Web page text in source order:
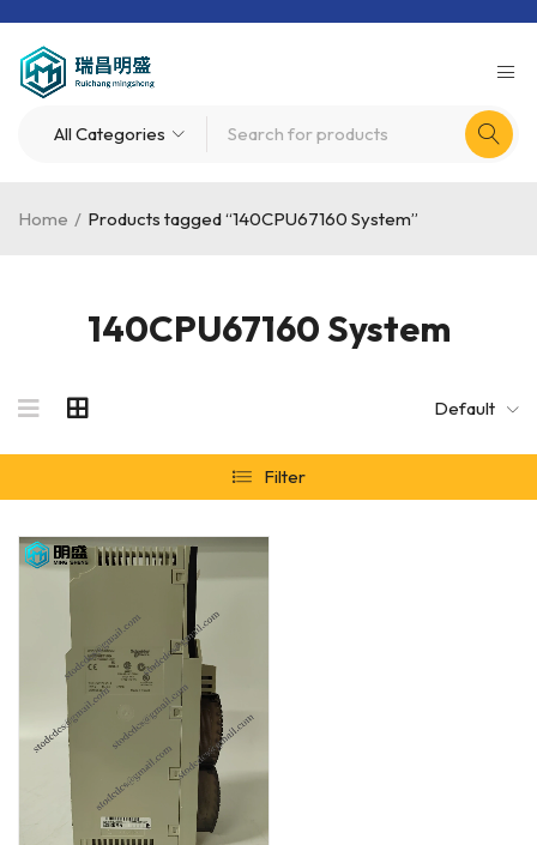
140CPU67160 System
Home / Products tagged “140CPU67160 System”
Default
Filter